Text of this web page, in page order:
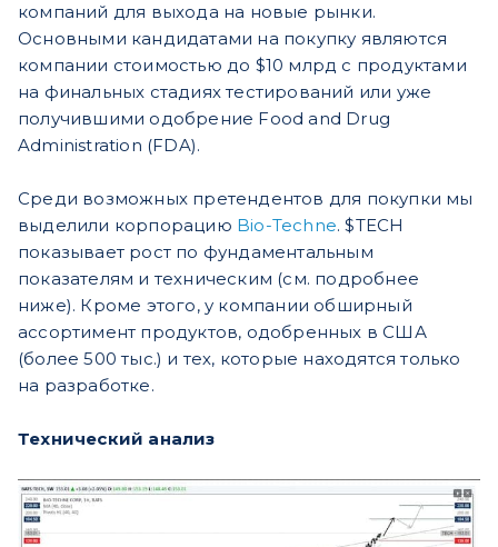
компаний для выхода на новые рынки.
Основными кандидатами на покупку являются
компании стоимостью до $10 млрд с продуктами
на финальных стадиях тестирований или уже
получившими одобрение Food and Drug
Administration (FDA).
Среди возможных претендентов для покупки мы
выделили корпорацию Bio-Techne. $TECH
показывает рост по фундаментальным
показателям и техническим (см. подробнее
ниже). Кроме этого, у компании обширный
ассортимент продуктов, одобренных в США
(более 500 тыс.) и тех, которые находятся только
на разработке.
Технический анализ